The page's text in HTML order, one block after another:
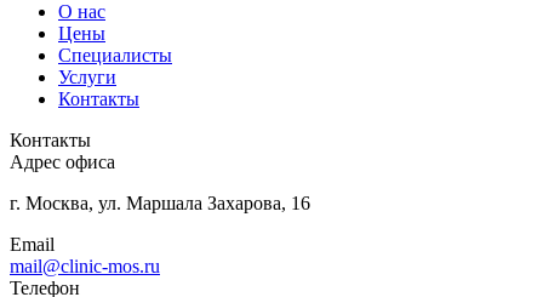
О нас
Цены
Специалисты
Услуги
Контакты
Контакты
Адрес офиса
г. Москва, ул. Маршала Захарова, 16
Email
mail@clinic-mos.ru
Телефон